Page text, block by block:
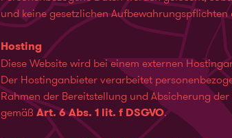
und keine gesetzlichen Aufbewahrungspflichten
Hosting
Diese Website wird bei einem externen
Der Hostinganbieter verarbeitet
Rahmen der Bereitstellung und Absicherung
gemäßArt. 6 Abs. 1 lit. f DSGVO.